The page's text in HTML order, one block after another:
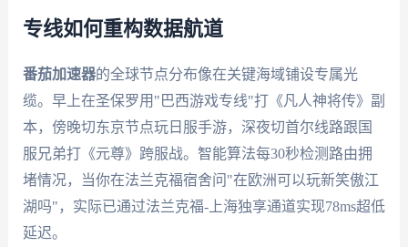
专线如何重构数据航道
番茄加速器的全球节点分布像在关键海域铺设专属光
缆。早上在圣保罗用"巴西游戏专线"打《凡人神将传》副
本，傍晚切东京节点玩日服手游，深夜切首尔线路跟国
服兄弟打《元尊》跨服战。智能算法每30秒检测路由拥
堵情况，当你在法兰克福宿舍问"在欧洲可以玩新笑傲江
湖吗"，实际已通过法兰克福-上海独享通道实现78ms超低
延迟。